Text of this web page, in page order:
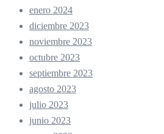
enero 2024
diciembre 2023
noviembre 2023
octubre 2023
septiembre 2023
agosto 2023
julio 2023
junio 2023